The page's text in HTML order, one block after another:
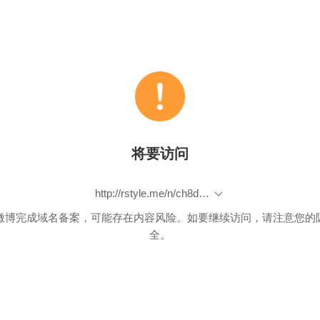
将要访问
http://rstyle.me/n/ch8dwhbp9if
博完成域名备案，可能存在内容风险。如要继续访问，请注意您的
全。